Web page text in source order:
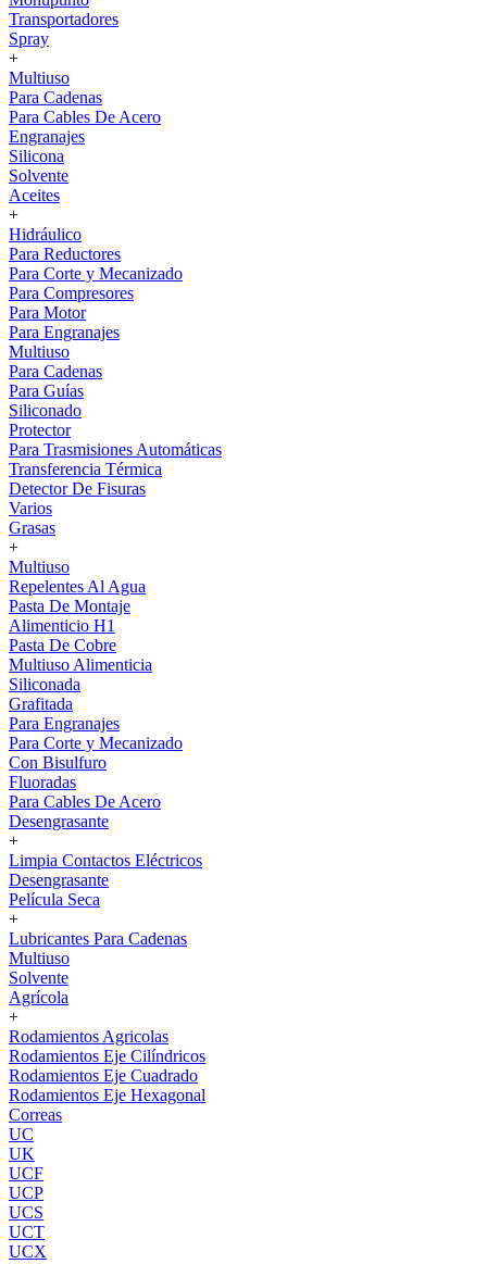
Transportadores
Spray
+
Multiuso
Para Cadenas
Para Cables De Acero
Engranajes
Silicona
Solvente
Aceites
+
Hidráulico
Para Reductores
Para Corte y Mecanizado
Para Compresores
Para Motor
Para Engranajes
Multiuso
Para Cadenas
Para Guías
Siliconado
Protector
Para Trasmisiones Automáticas
Transferencia Térmica
Detector De Fisuras
Varios
Grasas
+
Multiuso
Repelentes Al Agua
Pasta De Montaje
Alimenticio H1
Pasta De Cobre
Multiuso Alimenticia
Siliconada
Grafitada
Para Engranajes
Para Corte y Mecanizado
Con Bisulfuro
Fluoradas
Para Cables De Acero
Desengrasante
+
Limpia Contactos Eléctricos
Desengrasante
Película Seca
+
Lubricantes Para Cadenas
Multiuso
Solvente
Agrícola
+
Rodamientos Agricolas
Rodamientos Eje Cilíndricos
Rodamientos Eje Cuadrado
Rodamientos Eje Hexagonal
Correas
UC
UK
UCF
UCP
UCS
UCT
UCX